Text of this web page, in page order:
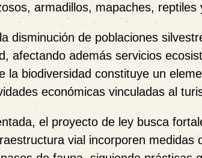
armadillos, mapaches,
disminución de poblaciones
afectando además servicios
la biodiversidad constituye un
económicas vinculadas al
el proyecto de ley busca
vial incorporen medidas